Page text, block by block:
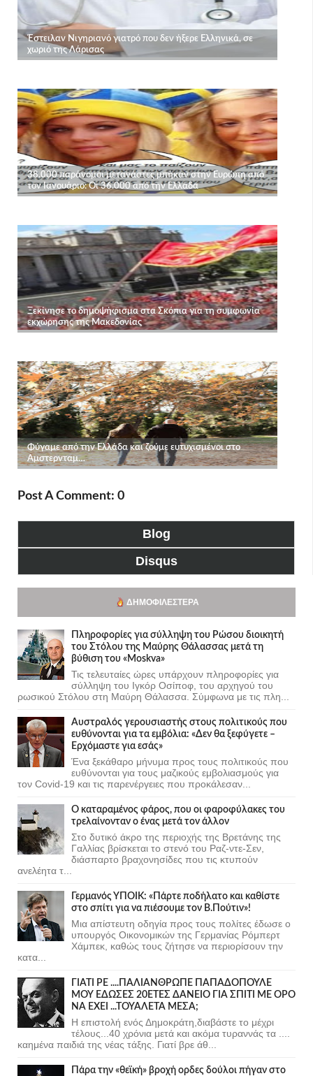
Post A Comment: 0
Blog
Disqus
ΔΗΜΟΦΙΛΈΣΤΕΡΑ
Πληροφορίες για σύλληψη του Ρώσου διοικητή
του Στόλου της Mαύρης Θάλασσας μετά τη
βύθιση του «Moskva»
Τις τελευταίες ώρες υπάρχουν πληροφορίες για
σύλληψη του Ιγκόρ Οσίποφ, του αρχηγού του
ρωσικού Στόλου στη Μαύρη Θάλασσα. Σύμφωνα με τις πλη...
Αυστραλός γερουσιαστής στους πολιτικούς που
ευθύνονται για τα εμβόλια: «Δεν θα ξεφύγετε –
Ερχόμαστε για εσάς»
Ένα ξεκάθαρο μήνυμα προς τους πολιτικούς που
ευθύνονται για τους μαζικούς εμβολιασμούς για
τον Covid-19 και τις παρενέργειες που προκάλεσαν...
Ο καταραμένος φάρος, που οι φαροφύλακες του
τρελαίνονταν ο ένας μετά τον άλλον
Στο δυτικό άκρο της περιοχής της Βρετάνης της
Γαλλίας βρίσκεται το στενό του Ραζ-ντε-Σεν,
διάσπαρτο βραχονησίδες που τις κτυπούν
ανελέητα τ...
Γερμανός ΥΠΟΙΚ: «Πάρτε ποδήλατο και καθίστε
στο σπίτι για να πιέσουμε τον Β.Πούτιν»!
Μια απίστευτη οδηγία προς τους πολίτες έδωσε ο
υπουργός Οικονομικών της Γερμανίας Ρόμπερτ
Χάμπεκ, καθώς τους ζήτησε να περιορίσουν την
κατα...
ΓΙΑΤΙ ΡΕ ....ΠΑΛΙΑΝΘΡΩΠΕ ΠΑΠΑΔΟΠΟΥΛΕ
ΜΟΥ ΕΔΩΣΕΣ 20ΕΤΕΣ ΔΑΝΕΙΟ ΓΙΑ ΣΠΙΤΙ ΜΕ ΟΡΟ
ΝΑ ΕΧΕΙ ...ΤΟΥΑΛΕΤΑ ΜΕΣΑ;
Η επιστολή ενός Δημοκράτη,διαβάστε το μέχρι
τέλους...40 χρόνια μετά και ακόμα τυραννάς τα ....
καημένα παιδιά της νέας τάξης. Γιατί βρε άθ...
Πάρα την «θεϊκή» βροχή ορδες δούλοι πήγαν στο